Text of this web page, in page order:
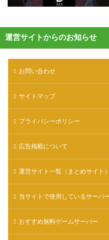
運営サイトからのお知らせ
お問い合わせ
サイトマップ
プライバシーポリシー
広告掲載について
運営サイト一覧（まとめサイト）
当サイトで使用しているサーバ
おすすめ無料ゲームサーバー